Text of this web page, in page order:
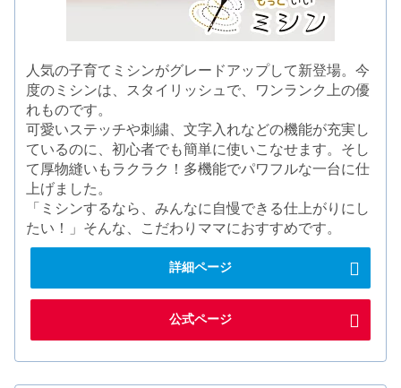
人気の子育てミシンがグレードアップして新登場。今
度のミシンは、スタイリッシュで、ワンランク上の優
れものです。
可愛いステッチや刺繍、文字入れなどの機能が充実し
ているのに、初心者でも簡単に使いこなせます。そし
て厚物縫いもラクラク！多機能でパワフルな一台に仕
上げました。
「ミシンするなら、みんなに自慢できる仕上がりにし
たい！」そんな、こだわりママにおすすめです。
詳細ページ
公式ページ